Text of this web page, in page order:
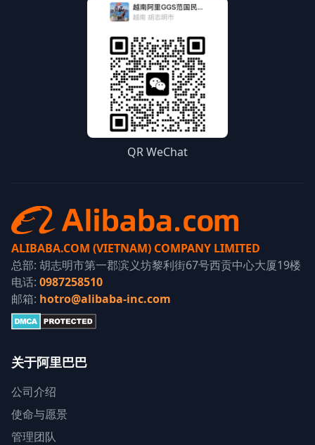
QR WeChat
ALIBABA.COM (VIETNAM) COMPANY LIMITED
总部: 胡志明市第一郡滨义坊黎利街67号西贡中心大厦19楼
电话: 0987258510
邮箱: hotro@alibaba-inc.com
关于阿里巴巴
公司介绍
使命与愿景
管理团队